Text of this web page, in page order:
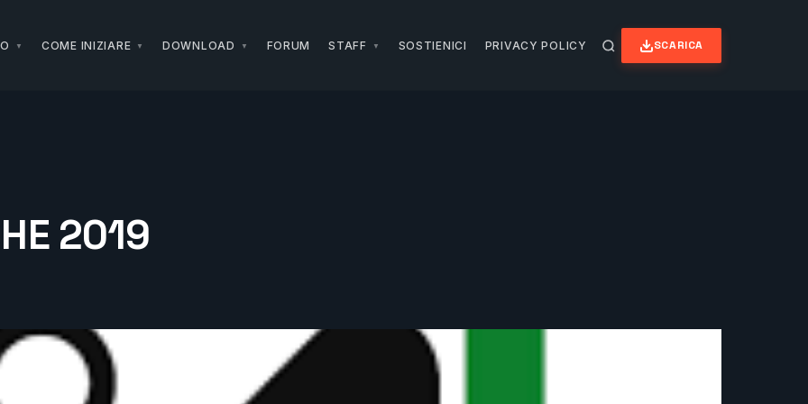
COME INIZIARE DOWNLOAD FORUM STAFF SOSTIENICI PRIVACY POLICY SCARICA
2019